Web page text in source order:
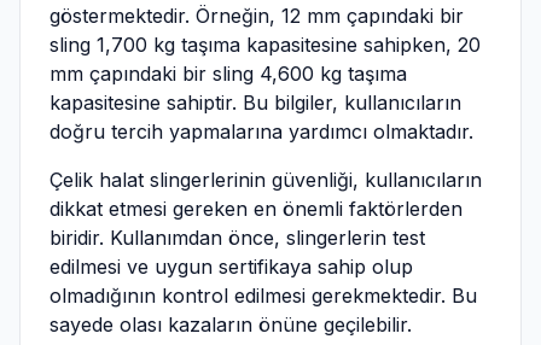
göstermektedir. Örneğin, 12 mm çapındaki bir
sling 1,700 kg taşıma kapasitesine sahipken, 20
mm çapındaki bir sling 4,600 kg taşıma
kapasitesine sahiptir. Bu bilgiler, kullanıcıların
doğru tercih yapmalarına yardımcı olmaktadır.
Çelik halat slingerlerinin güvenliği, kullanıcıların
dikkat etmesi gereken en önemli faktörlerden
biridir. Kullanımdan önce, slingerlerin test
edilmesi ve uygun sertifikaya sahip olup
olmadığının kontrol edilmesi gerekmektedir. Bu
sayede olası kazaların önüne geçilebilir.